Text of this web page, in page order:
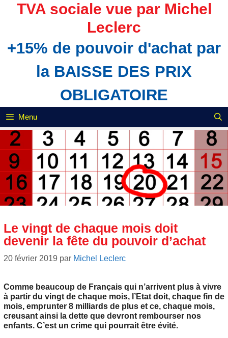
TVA sociale vue par Michel
Leclerc
+15% de pouvoir d'achat par
la BAISSE DES PRIX
OBLIGATOIRE
Menu
Le vingt de chaque mois doit
devenir la fête du pouvoir d’achat
20 février 2019 par Michel Leclerc
Comme beaucoup de Français qui n’arrivent plus à vivre
à partir du vingt de chaque mois, l’Etat doit, chaque fin de
mois, emprunter 8 milliards de plus et ce, chaque mois,
creusant ainsi la dette que devront rembourser nos
enfants. C’est un crime qui pourrait être évité.